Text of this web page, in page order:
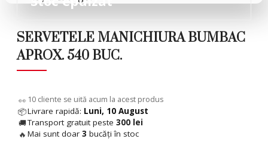
SERVETELE MANICHIURA BUMBAC
APROX. 540 BUC.
👀 5cliente se uită acum la acest produs
📦Livrare rapidă: Luni, 10 August
🚚Transport gratuit peste 300 lei
🔥 Mai sunt doar 3 bucăți în stoc